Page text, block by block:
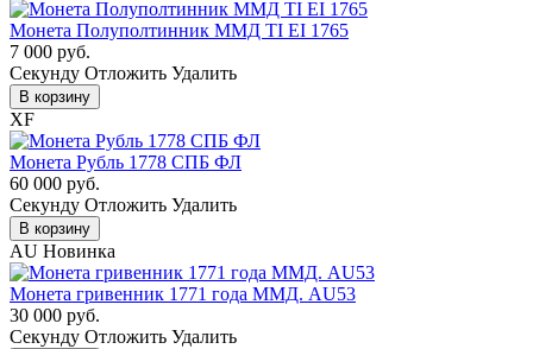
Монета Полуполтинник ММД ТI ЕI 1765
7 000 руб.
Cекунду Отложить Удалить
В корзину
XF
Монета Рубль 1778 СПБ ФЛ
60 000 руб.
Cекунду Отложить Удалить
В корзину
AU Новинка
Монета гривенник 1771 года ММД. AU53
30 000 руб.
Cекунду Отложить Удалить